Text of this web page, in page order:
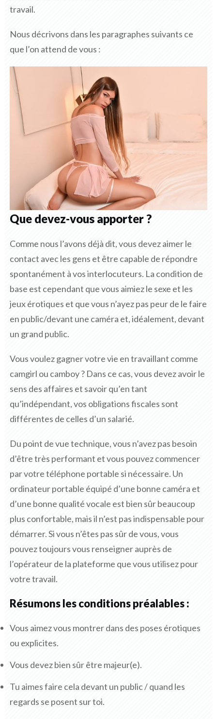
travail.
Nous décrivons dans les paragraphes suivants ce
que l’on attend de vous :
Que devez-vous apporter ?
Comme nous l’avons déjà dit, vous devez aimer le
contact avec les gens et être capable de répondre
spontanément à vos interlocuteurs. La condition de
base est cependant que vous aimiez le sexe et les
jeux érotiques et que vous n’ayez pas peur de le faire
en public/devant une caméra et, idéalement, devant
un grand public.
Vous voulez gagner votre vie en travaillant comme
camgirl ou camboy ? Dans ce cas, vous devez avoir le
sens des affaires et savoir qu’en tant
qu’indépendant, vos obligations fiscales sont
différentes de celles d’un salarié.
Du point de vue technique, vous n’avez pas besoin
d’être très performant et vous pouvez commencer
par votre téléphone portable si nécessaire. Un
ordinateur portable équipé d’une bonne caméra et
d’une bonne qualité vocale est bien sûr beaucoup
plus confortable, mais il n’est pas indispensable pour
démarrer. Si vous n’êtes pas sûr de vous, vous
pouvez toujours vous renseigner auprès de
l’opérateur de la plateforme que vous utilisez pour
votre travail.
Résumons les conditions préalables :
Vous aimez vous montrer dans des poses érotiques
ou explicites.
Vous devez bien sûr être majeur(e).
Tu aimes faire cela devant un public / quand les
regards se posent sur toi.